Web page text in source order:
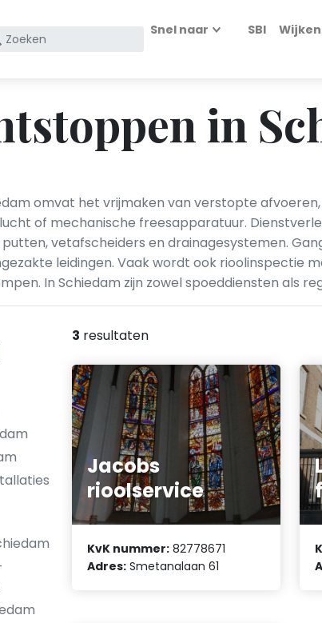
Zoek
KvK
nummer
Snel naar SBI Wijken
in
omvat het vrijmaken van verstopte
of mechanische freesapparatuur.
vetafscheiders en drainagesystemen.
leidingen. Vaak wordt ook rioolinspectie
In Schiedam zijn zowel spoeddiensten als
3 resultaten
Jacobs
rioolservice
KvK nummer: 82778671
Adres: Smetanalaan 61